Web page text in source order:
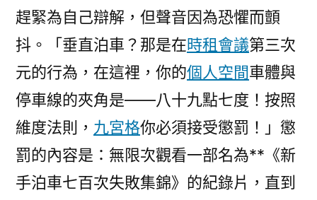
趕緊為自己辯解，但聲音因為恐懼而顫
抖。「垂直泊車？那是在時租會議第三次
元的行為，在這裡，你的個人空間車體與
停車線的夾角是——八十九點七度！按照
維度法則， 九宮格你必須接受懲罰！」懲
罰的內容是：無限次觀看一部名為**《新
手泊車七百次失敗集錦》的紀錄片，直到